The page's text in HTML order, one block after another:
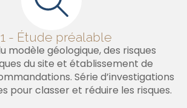
- Étude préalable
modèle géologique, des risques
du site et établissement de
Série d’investigations
pour classer et réduire les risques.